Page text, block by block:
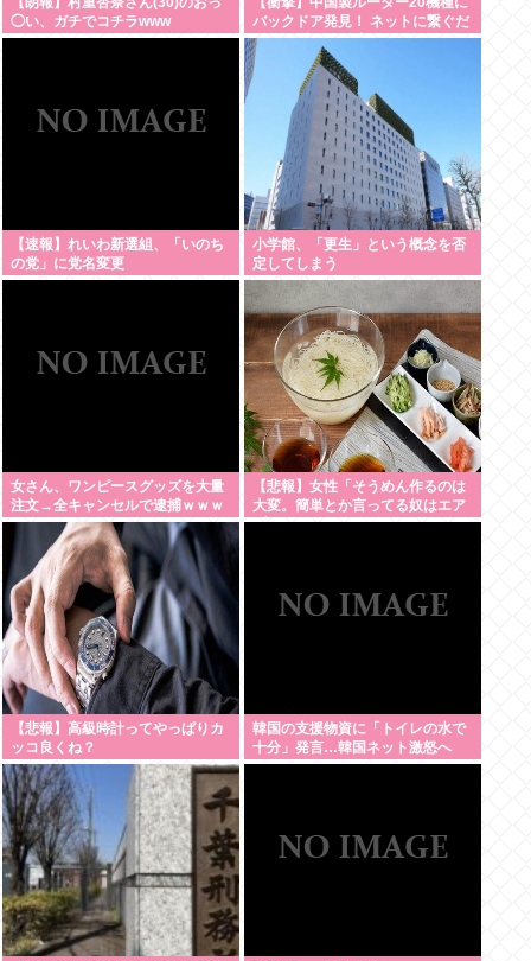
◯い、ガチでコチラwww
バックドア発見！ ネットに繋ぐだ
けで35秒ごとに中国のサーバーと
通信
【速報】れいわ新選組、「いのち
の党」に党名変更
小学館、「更生」という概念を否
定してしまう
女さん、ワンピースグッズを大量
注文→全キャンセルで逮捕ｗｗｗ
【悲報】女性「そうめん作るのは
大変。簡単とか言ってる奴はエア
プ」
【悲報】高級時計ってやっぱりカ
ッコ良くね？
韓国の支援物資に「トイレの水で
十分」発言…韓国ネット激怒へ
www